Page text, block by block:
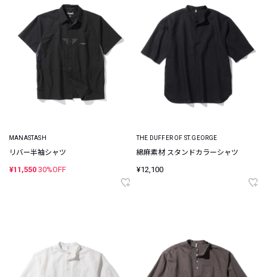
MANASTASH
リバー半袖シャツ
¥11,550 30%OFF
THE DUFFER OF ST.GEORGE
綿麻素材 スタンドカラーシャツ
¥12,100